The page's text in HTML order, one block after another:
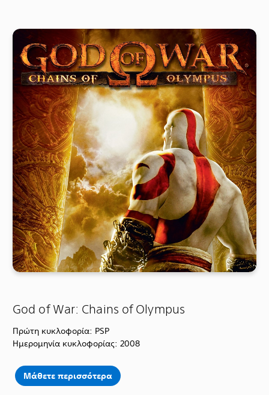
God of War: Chains of Olympus
Πρώτη κυκλοφορία: PSP
Ημερομηνία κυκλοφορίας: 2008
Μάθετε περισσότερα